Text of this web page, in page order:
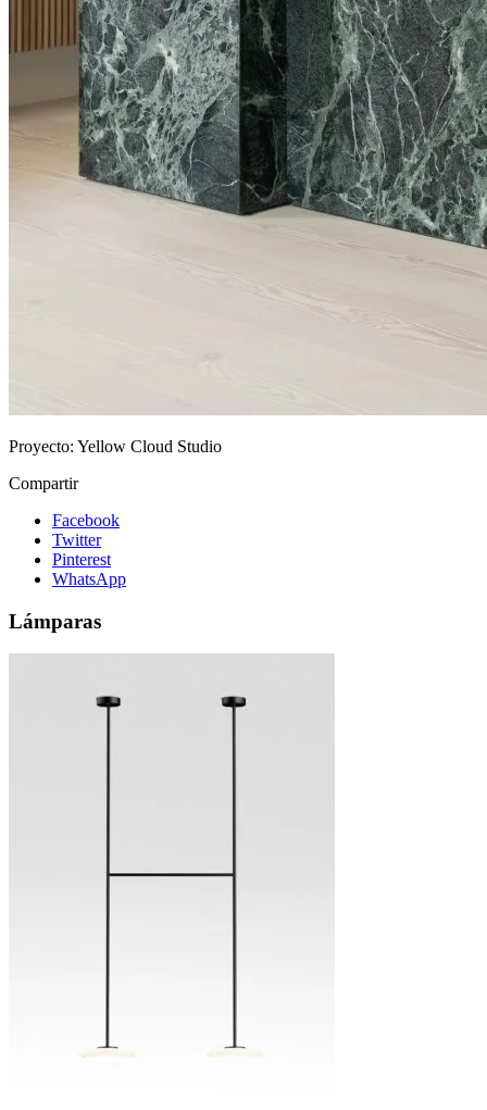
Proyecto: Yellow Cloud Studio
Compartir
Facebook
Twitter
Pinterest
WhatsApp
Lámparas